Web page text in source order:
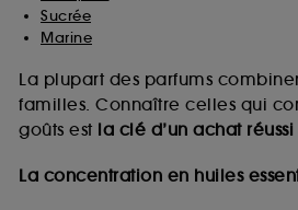
Sucrée
Marine
La plupart des parfums
familles. Connaître celles qui
goûts est la clé d’un achat réussi
La concentration en huiles